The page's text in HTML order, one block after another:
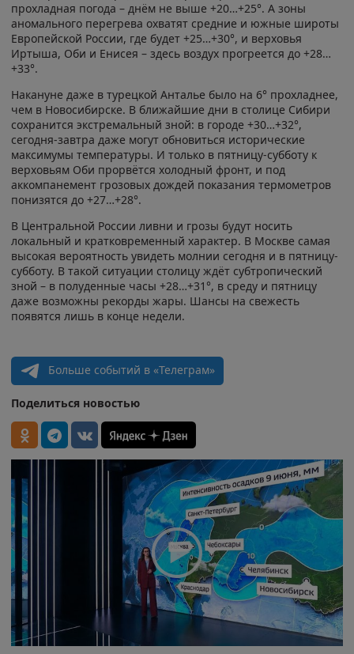
прохладная погода – днём не выше +20…+25°. А зоны
аномального перегрева охватят средние и южные широты
Европейской России, где будет +25…+30°, и верховья
Иртыша, Оби и Енисея – здесь воздух прогреется до +28…
+33°.
Накануне даже в турецкой Анталье было на 6° прохладнее,
чем в Новосибирске. В ближайшие дни в столице Сибири
сохранится экстремальный зной: в городе +30…+32°,
сегодня-завтра даже могут обновиться исторические
максимумы температуры. И только в пятницу-субботу к
верховьям Оби прорвётся холодный фронт, и под
аккомпанемент грозовых дождей показания термометров
понизятся до +27…+28°.
В Центральной России ливни и грозы будут носить
локальный и кратковременный характер. В Москве самая
высокая вероятность увидеть молнии сегодня и в пятницу-
субботу. В такой ситуации столицу ждёт субтропический
зной – в полуденные часы +28…+31°, в среду и пятницу
даже возможны рекорды жары. Шансы на свежесть
появятся лишь в конце недели.
Больше событий в «Телеграм»
Поделиться новостью